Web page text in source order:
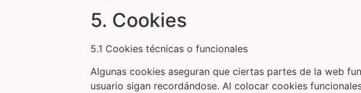
5. Cookies
5.1 Cookies técnicas o funcionales
Algunas cookies aseguran que ciertas partes de la web
usuario sigan recordándose. Al colocar cookies